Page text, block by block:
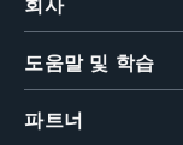
회사
도움말 및 학습
파트너